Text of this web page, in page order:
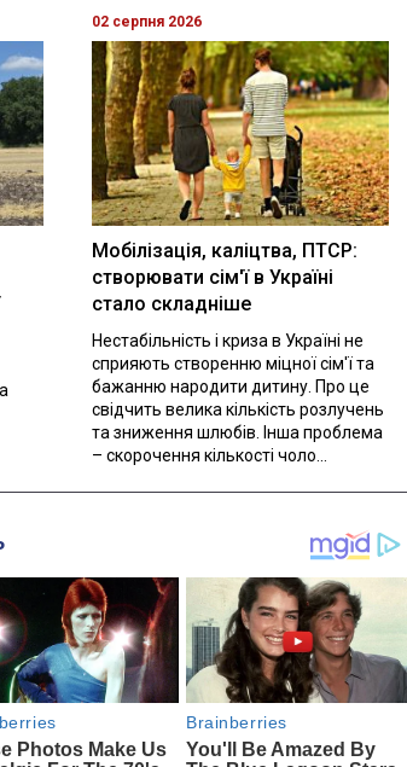
02 серпня 2026
Мобілізація, каліцтва, ПТСР:
створювати сім'ї в Україні
стало складніше
Нестабільність і криза в Україні не
сприяють створенню міцної сім'ї та
бажанню народити дитину. Про це
свідчить велика кількість розлучень
та зниження шлюбів. Інша проблема
– скорочення кількості чоло...